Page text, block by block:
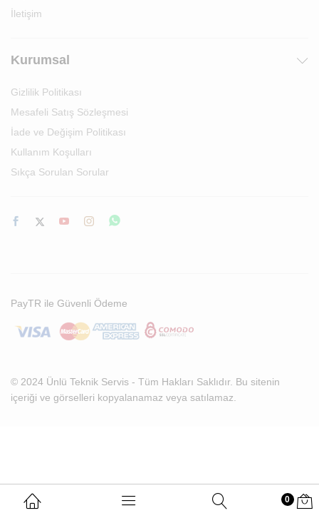
İletişim
Kurumsal
Gizlilik Politikası
Mesafeli Satış Sözleşmesi
İade ve Değişim Politikası
Kullanım Koşulları
Sıkça Sorulan Sorular
© 2024 Ünlü Teknik Servis - Tüm Hakları Saklıdır. Bu sitenin
içeriği ve görselleri kopyalanamaz veya satılamaz.
PayTR ile Güvenli Ödeme
0